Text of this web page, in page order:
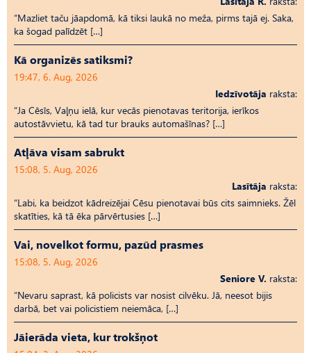
“Mazliet taču jāapdomā, kā tiksi laukā no meža, pirms tajā ej. Saka,
ka šogad palīdzēt […]
Kā organizēs satiksmi?
19:47, 6. Aug, 2026
Iedzīvotāja raksta:
“Ja Cēsīs, Vaļņu ielā, kur vecās pienotavas teritorija, ierīkos
autostāvvietu, kā tad tur brauks automašīnas? […]
Atļāva visam sabrukt
15:08, 5. Aug, 2026
Lasītāja raksta:
“Labi, ka beidzot kādreizējai Cēsu pienotavai būs cits saimnieks. Žēl
skatīties, kā tā ēka pārvērtusies […]
Vai, novelkot formu, pazūd prasmes
15:08, 5. Aug, 2026
Seniore V. raksta:
“Nevaru saprast, kā policists var nosist cilvēku. Jā, neesot bijis
darbā, bet vai policistiem neiemāca, […]
Jāierāda vieta, kur trokšņot